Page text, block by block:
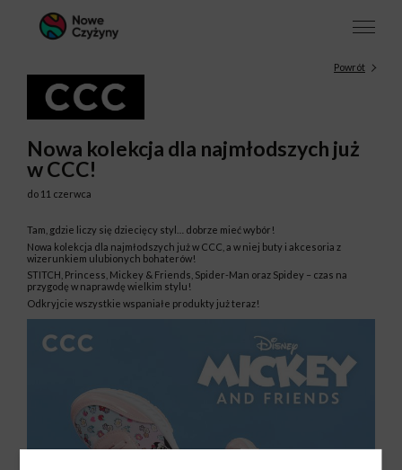
Powrót
Nowa kolekcja dla najmłodszych już
w CCC!
do 11 czerwca
Tam, gdzie liczy się dziecięcy styl… dobrze mieć wybór!
Nowa kolekcja dla najmłodszych już w CCC, a w niej buty i akcesoria z
wizerunkiem ulubionych bohaterów!
STITCH, Princess, Mickey & Friends, Spider-Man oraz Spidey – czas na
przygodę w naprawdę wielkim stylu!
Odkryjcie wszystkie wspaniałe produkty już teraz!